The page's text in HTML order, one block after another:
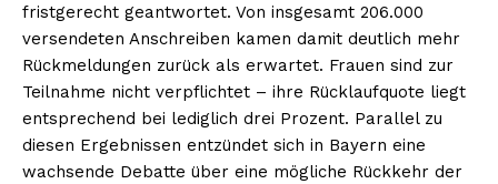
fristgerecht geantwortet. Von insgesamt 206.000
versendeten Anschreiben kamen damit deutlich mehr
Rückmeldungen zurück als erwartet. Frauen sind zur
Teilnahme nicht verpflichtet – ihre Rücklaufquote liegt
entsprechend bei lediglich drei Prozent. Parallel zu
diesen Ergebnissen entzündet sich in Bayern eine
wachsende Debatte über eine mögliche Rückkehr der